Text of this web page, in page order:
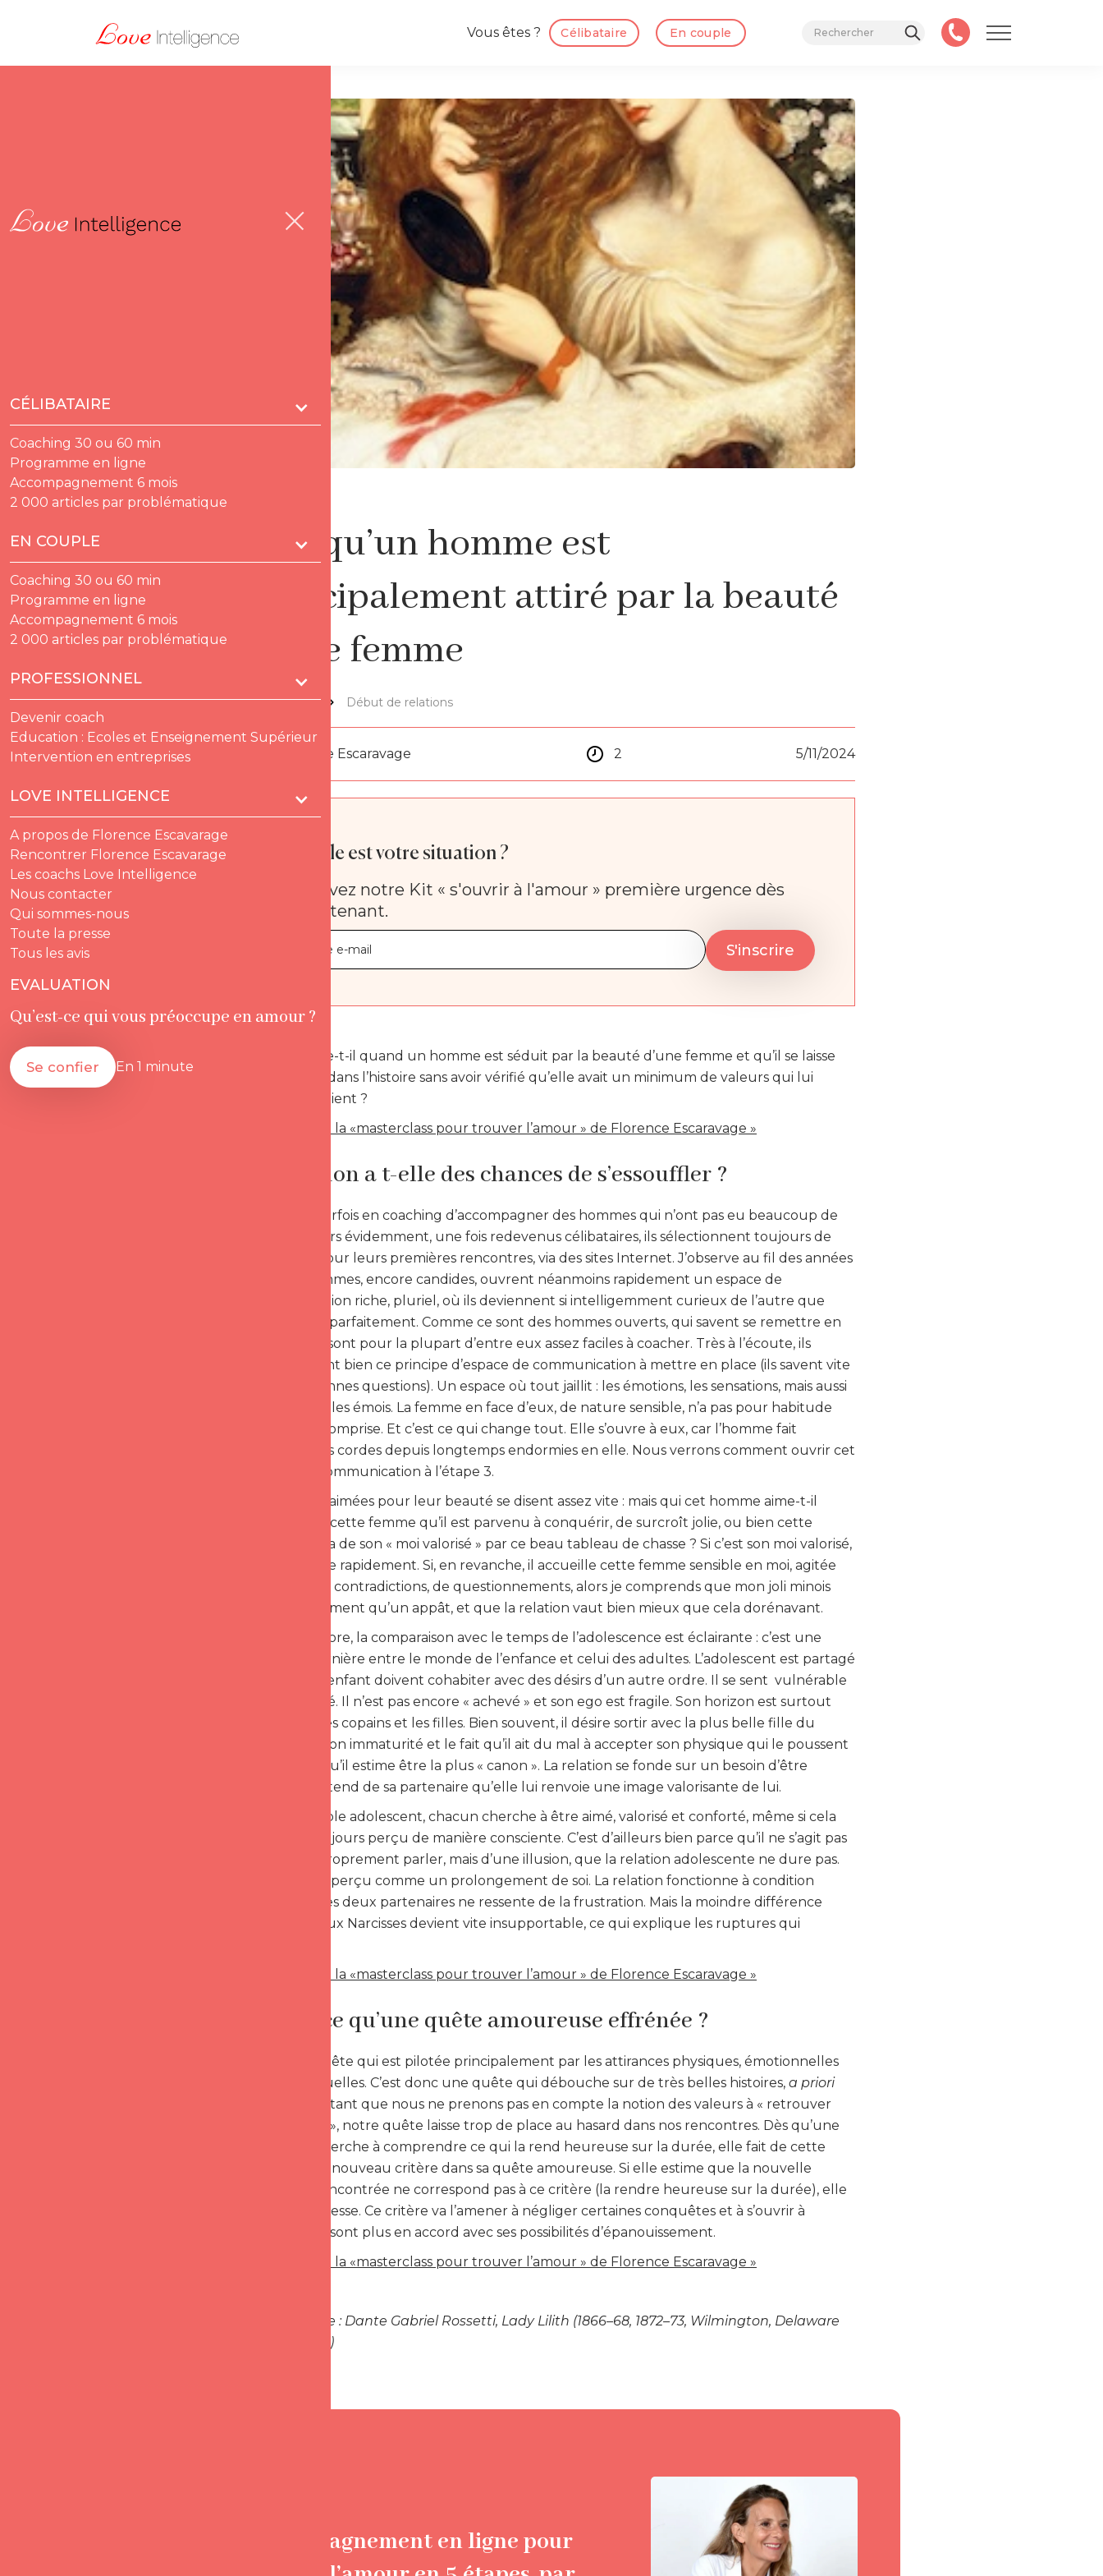
Vous êtes ? Célibataire En couple
CÉLIBATAIRE
Coaching 30 ou 60 min
Programme en ligne
Accompagnement 6 mois
2 000 articles par problématique
EN COUPLE
Coaching 30 ou 60 min
Programme en ligne
Accompagnement 6 mois
2 000 articles par problématique
PROFESSIONNEL
Devenir coach
Education : Ecoles et Enseignement Supérieur
Intervention en entreprises
LOVE INTELLIGENCE
A propos de Florence Escavarage
Rencontrer Florence Escavarage
Les coachs Love Intelligence
Nous contacter
Qui sommes-nous
Toute la presse
Tous les avis
EVALUATION
Qu’est-ce qui vous préoccupe en amour ?
Se confier En 1 minute
Lorsqu’un homme est
principalement attiré par la beauté
d’une femme
Lov'thèque Début de relations
Florence Escaravage 2 5/11/2024
Quelle est votre situation ?
Recevez notre Kit « s'ouvrir à l'amour » première urgence dès
maintenant.
Que se passe-t-il quand un homme est séduit par la beauté d’une femme et qu’il se laisse
embarquer dans l’histoire sans avoir vérifié qu’elle avait un minimum de valeurs qui lui
correspondaient ?
> Découvrez la «masterclass pour trouver l’amour » de Florence Escaravage »
La relation a t-elle des chances de s’essouffler ?
Il m’arrive parfois en coaching d’accompagner des hommes qui n’ont pas eu beaucoup de
relations, alors évidemment, une fois redevenus célibataires, ils sélectionnent toujours de
jolies filles pour leurs premières rencontres, via des sites Internet. J’observe au fil des années
que ces hommes, encore candides, ouvrent néanmoins rapidement un espace de
communication riche, pluriel, où ils deviennent si intelligemment curieux de l’autre que
tout circule parfaitement. Comme ce sont des hommes ouverts, qui savent se remettre en
question, ils sont pour la plupart d’entre eux assez faciles à coacher. Très à l’écoute, ils
comprennent bien ce principe d’espace de communication à mettre en place (ils savent vite
poser les bonnes questions). Un espace où tout jaillit : les émotions, les sensations, mais aussi
les troubles, les émois. La femme en face d’eux, de nature sensible, n’a pas pour habitude
d’être ainsi comprise. Et c’est ce qui change tout. Elle s’ouvre à eux, car l’homme fait
résonner des cordes depuis longtemps endormies en elle. Nous verrons comment ouvrir cet
espace de communication à l’étape 3.
Les femmes aimées pour leur beauté se disent assez vite : mais qui cet homme aime-t-il
finalement : cette femme qu’il est parvenu à conquérir, de surcroît jolie, ou bien cette
illusion qu’il a de son « moi valorisé » par ce beau tableau de chasse ? Si c’est son moi valorisé,
j’l’abandonne rapidement. Si, en revanche, il accueille cette femme sensible en moi, agitée
de multiples contradictions, de questionnements, alors je comprends que mon joli minois
n’était finalement qu’un appât, et que la relation vaut bien mieux que cela dorénavant.
Une fois encore, la comparaison avec le temps de l’adolescence est éclairante : c’est une
période charnière entre le monde de l’enfance et celui des adultes. L’adolescent est partagé
: ses rêves d’enfant doivent cohabiter avec des désirs d’un autre ordre. Il se sent vulnérable
et désorienté. Il n’est pas encore « achevé » et son ego est fragile. Son horizon est surtout
centré sur les copains et les filles. Bien souvent, il désire sortir avec la plus belle fille du
lycée. C’est son immaturité et le fait qu’il ait du mal à accepter son physique qui le poussent
vers la fille qu’il estime être la plus « canon ». La relation se fonde sur un besoin d’être
rassuré : il attend de sa partenaire qu’elle lui renvoie une image valorisante de lui.
Dans le couple adolescent, chacun cherche à être aimé, valorisé et conforté, même si cela
n’est pas toujours perçu de manière consciente. C’est d’ailleurs bien parce qu’il ne s’agit pas
d’amour à proprement parler, mais d’une illusion, que la relation adolescente ne dure pas.
L’autre y est perçu comme un prolongement de soi. La relation fonctionne à condition
qu’aucun des deux partenaires ne ressente de la frustration. Mais la moindre différence
entre les deux Narcisses devient vite insupportable, ce qui explique les ruptures qui
> Découvrez la «masterclass pour trouver l’amour » de Florence Escaravage »
Qu’est-ce qu’une quête amoureuse effrénée ?
C’est une quête qui est pilotée principalement par les attirances physiques, émotionnelles
ou intellectuelles. C’est donc une quête qui débouche sur de très belles histoires, a priori
courtes. Car tant que nous ne prenons pas en compte la notion des valeurs à « retrouver
chez l’autre », notre quête laisse trop de place au hasard dans nos rencontres. Dès qu’une
personne cherche à comprendre ce qui la rend heureuse sur la durée, elle fait de cette
question un nouveau critère dans sa quête amoureuse. Si elle estime que la nouvelle
personne rencontrée ne correspond pas à ce critère (la rendre heureuse sur la durée), elle
s’en désintéresse. Ce critère va l’amener à négliger certaines conquêtes et à s’ouvrir à
d’autres qui sont plus en accord avec ses possibilités d’épanouissement.
> Découvrez la «masterclass pour trouver l’amour » de Florence Escaravage »
Crédit image : Dante Gabriel Rossetti, Lady Lilith (1866–68, 1872–73, Wilmington, Delaware
Art Museum)
Accompagnement en ligne pour